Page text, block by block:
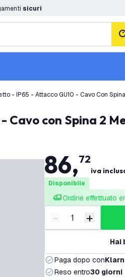
sicuri
- IP65 - Attacco GU10 - Cavo Con
- Cavo con Spina 2
86,72
iva
Disponibile
Ordine effettuato
Riduci quantità
- Aumenta
+
Hai
Paga dopo con
Reso entro30 giorni